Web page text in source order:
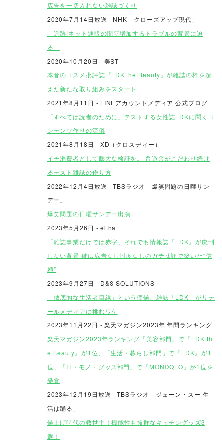
広告を一切入れない雑誌づくり
2020年7月14日放送 - NHK「クローズアップ現代」
「追跡!ネット通販の闇▽増加するトラブルの背景に迫
る」
2020年10月20日 - 美ST
本音のコスメ批評誌『LDK the Beauty』が雑誌の枠を超
えた新たな取り組みをスタート
2021年8月11日 - LINEアカウントメディア 公式ブログ
「すべては読者のために」テストする女性誌LDKに聞くコ
ンテンツ作りの流儀
2021年8月18日 - XD（クロスディー）
イチ消費者として膨大な検証を。 晋遊舎がこだわり続け
るテスト雑誌の作り方
2022年12月4日放送 - TBSラジオ「爆笑問題の日曜サン
デー」
爆笑問題の日曜サンデー出演
2023年5月26日 - eltha
「雑誌事業だけでは赤字」それでも情報誌『LDK』が廃刊
しない背景 鍵は広告なし忖度なしのガチ批評で築いた“信
頼”
2023年9月27日 - D&S SOLUTIONS
「徹底的な生活者目線」という価値、雑誌「LDK」がリテ
ールメディアに挑むワケ
2023年11月22日 - 楽天マガジン2023年 年間ランキング
楽天マガジン2023年ランキング「美容部門」で『LDK th
e Beauty』が1位、「生活・暮らし部門」で『LDK』が1
位、「IT・モノ・グッズ部門」で『MONOQLO』が1位を
受賞
2023年12月19日放送 - TBSラジオ「ジェーン・スー 生
活は踊る」
値上げ時代の救世主！機能性も抜群なキッチングッズ3
選！